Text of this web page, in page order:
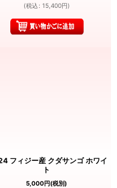
(税込 : 15,400円)
フィジー産 クダサンゴ ホワイ
ト
5,000円(税別)